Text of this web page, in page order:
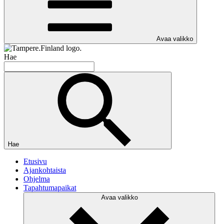
Avaa valikko
Hae
Hae
Etusivu
Ajankohtaista
Ohjelma
Tapahtumapaikat
Avaa valikko